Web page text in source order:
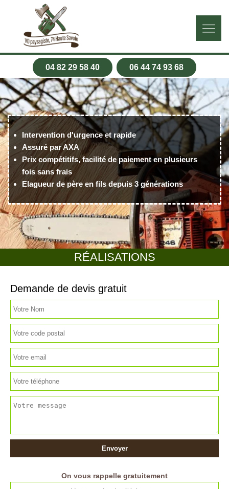
04 82 29 58 40 06 44 74 93 68
RÉALISATIONS
Intervention d'urgence et rapide
Assuré par AXA
Prix compétitifs, facilité de paiement en plusieurs
fois sans frais
Elagueur de père en fils depuis 3 générations
Demande de devis gratuit
On vous rappelle gratuitement